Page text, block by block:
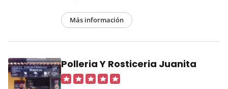
Más información
Polleria Y Rosticeria Juanita